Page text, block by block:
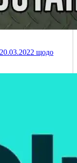
щодо